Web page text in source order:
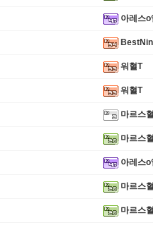
아레스o
워혈T
워혈T
마르스
마르스
아레스o
마르스
마르스